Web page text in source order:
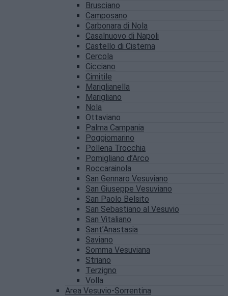
Brusciano
Camposano
Carbonara di Nola
Casalnuovo di Napoli
Castello di Cisterna
Cercola
Cicciano
Cimitile
Mariglianella
Marigliano
Nola
Ottaviano
Palma Campania
Poggiomarino
Pollena Trocchia
Pomigliano d’Arco
Roccarainola
San Gennaro Vesuviano
San Giuseppe Vesuviano
San Paolo Belsito
San Sebastiano al Vesuvio
San Vitaliano
Sant’Anastasia
Saviano
Somma Vesuviana
Striano
Terzigno
Volla
Area Vesuvio-Sorrentina